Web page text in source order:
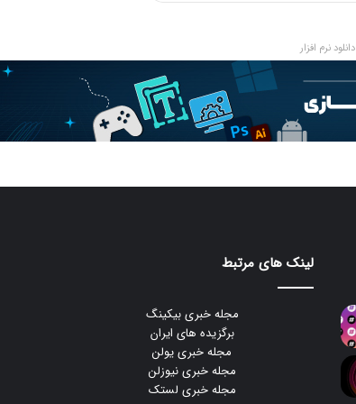
دانلود نرم افزار
لینک های مرتبط
مجله خبری بیکینگ
برگزیده های ایران
مجله خبری یولن
مجله خبری نیوزلن
مجله خبری لستک